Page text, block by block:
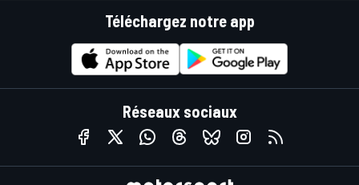
Téléchargez notre app
Réseaux sociaux